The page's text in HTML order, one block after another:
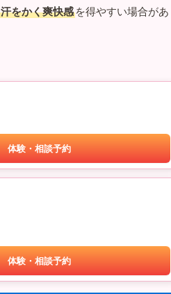
汗をかく爽快感 を得やすい場合があ
体験・相談予約
体験・相談予約